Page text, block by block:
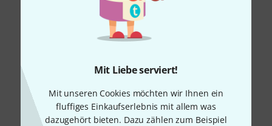
Mit Liebe serviert!
Mit unseren Cookies möchten wir Ihnen ein
fluffiges Einkaufserlebnis mit allem was
dazugehört bieten. Dazu zählen zum Beispiel
Alle Bewertungen lesen
Schon gewusst?
Alle Ratgeber Downloads